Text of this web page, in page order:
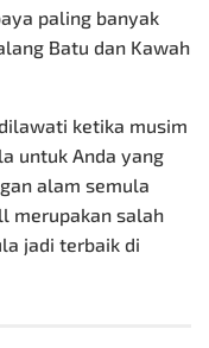
paling banyak
Batu dan Kawah
ketika musim
untuk Anda yang
alam semula
merupakan salah
jadi terbaik di